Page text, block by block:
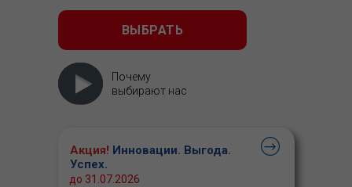
ВЫБРАТЬ
Почему
выбирают нас
Акция! Инновации. Выгода.
Успех.
до 31.07.2026